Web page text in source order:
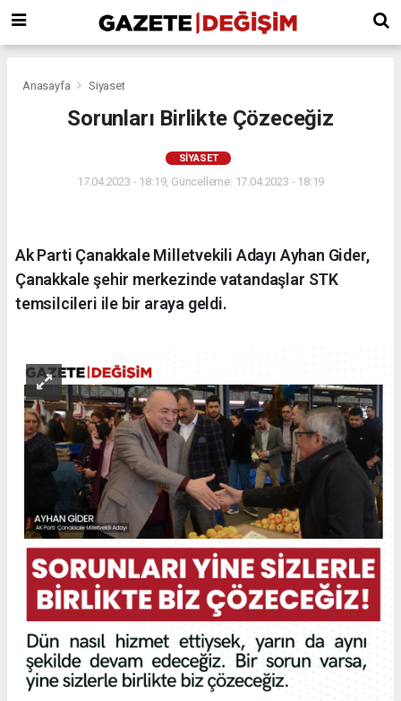
Anasayfa Siyaset
Sorunları Birlikte Çözeceğiz
SIYASET
17.04.2023 - 18:19, Güncelleme: 17.04.2023 - 18:19
Ak Parti Çanakkale Milletvekili Adayı Ayhan Gider,
Çanakkale şehir merkezinde vatandaşlar STK
temsilcileri ile bir araya geldi.